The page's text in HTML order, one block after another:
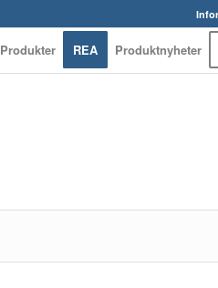
Produkter REA Produktnyheter